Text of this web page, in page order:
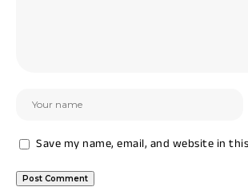
Save my name, email, and website in